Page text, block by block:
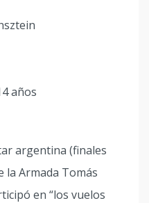
años
argentina (finales
la Armada Tomás
en “los vuelos